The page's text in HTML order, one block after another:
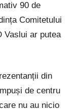
90 de
Comitetului
Vaslui ar putea
din
de centru
nu au nicio